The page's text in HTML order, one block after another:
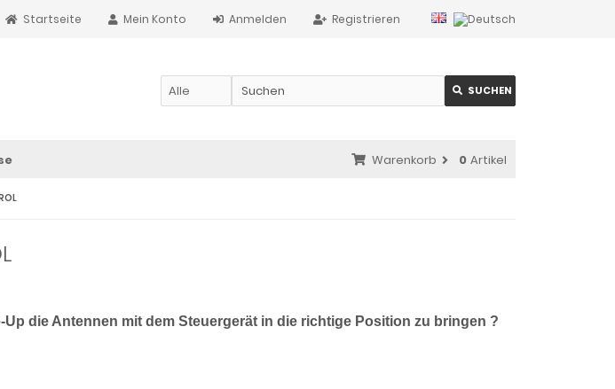
Registrieren
Anmelden
Mein Konto
Startseite
SUCHEN
Warenkorb 0 Artikel
Up die Antennen mit dem Steuergerät in die richtige Position zu bringen ?